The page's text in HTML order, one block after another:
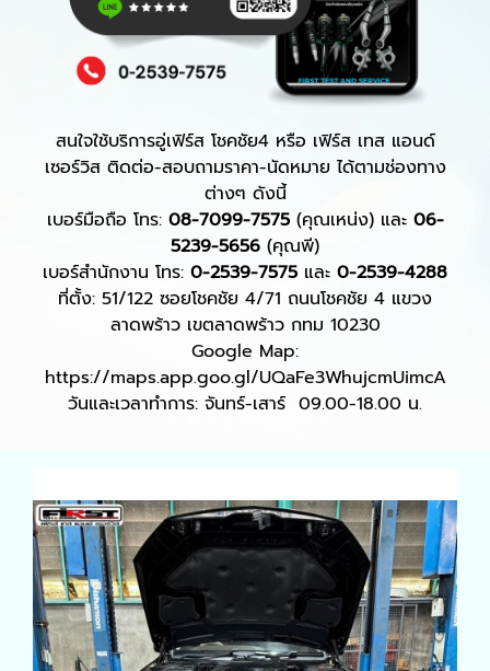
สนใจใช้บริการอู่เฟิร์ส โชคชัย4 หรือ เฟิร์ส เทส แอนด์
เซอร์วิส ติดต่อ-สอบถามราคา-นัดหมาย ได้ตามช่องทาง
ต่างๆ ดังนี้
เบอร์มือถือ โทร: 08-7099-7575(คุณเหน่ง) และ 06-
5239-5656 (คุณพี)
เบอร์สำนักงาน โทร: 0-2539-7575 และ 0-2539-4288
ที่ตั้ง: 51/122 ซอยโชคชัย 4/71 ถนนโชคชัย 4 แขวง
ลาดพร้าว เขตลาดพร้าว กทม 10230
Google Map:
https://maps.app.goo.gl/UQaFe3WhujcmUimcA
วันและเวลาทำการ: จันทร์-เสาร์ 09.00-18.00 น.